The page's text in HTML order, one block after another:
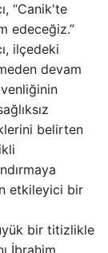
“Canik'te
edeceğiz.”
ilçedeki
devam
belirten
etkileyici bir
bir titizlikle
İbrahim